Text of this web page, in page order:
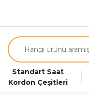
Standart Saat
Kordon Çeşitleri